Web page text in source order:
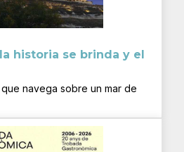
historia se brinda y el
navega sobre un mar de